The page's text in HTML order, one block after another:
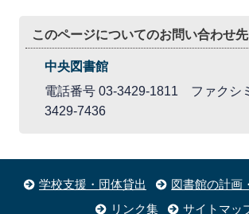
このページについてのお問い合わせ先
中央図書館
電話番号 03-3429-1811 ファクシ
3429-7436
学校支援・団体貸出
図書館の計画
リンク集
サイトマッ